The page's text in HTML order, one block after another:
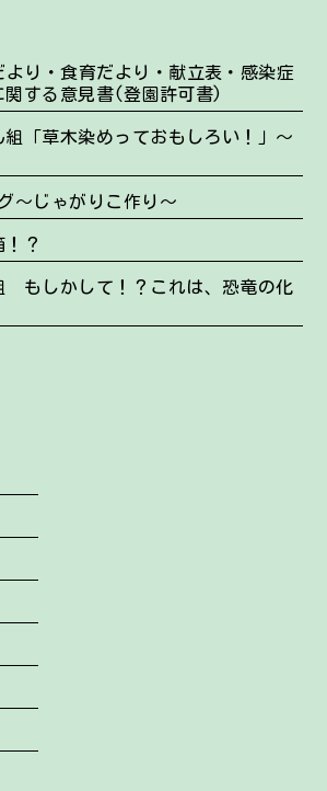
り・食育だより・献立表・感染症
関する意見書(登園許可書)
「草木染めっておもしろい！」～
～じゃがりこ作り～
？
もしかして！？これは、恐竜の化